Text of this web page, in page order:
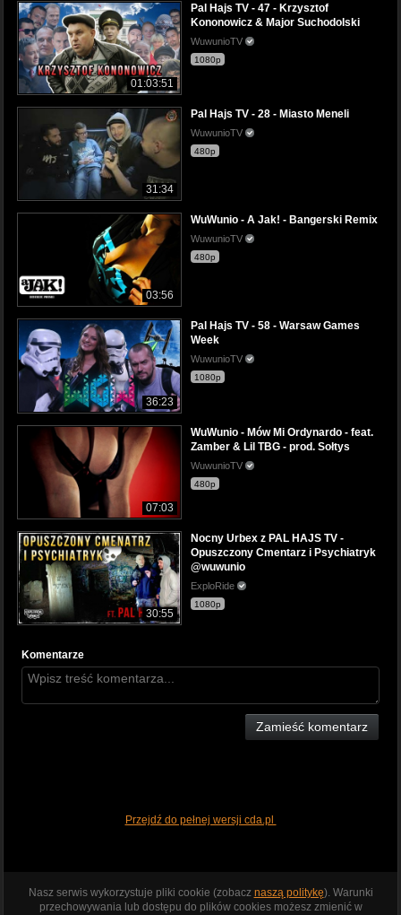
01:03:51
Pal Hajs TV - 47 - Krzysztof
Kononowicz & Major Suchodolski
WuwunioTV
1080p
31:34
Pal Hajs TV - 28 - Miasto Meneli
WuwunioTV
480p
03:56
WuWunio - A Jak! - Bangerski Remix
WuwunioTV
480p
36:23
Pal Hajs TV - 58 - Warsaw Games
Week
WuwunioTV
1080p
07:03
WuWunio - Mów Mi Ordynardo - feat.
Zamber & Lil TBG - prod. Sołtys
WuwunioTV
480p
30:55
Nocny Urbex z PAL HAJS TV -
Opuszczony Cmentarz i Psychiatryk
@wuwunio
ExploRide
1080p
Komentarze
Zamieść komentarz
Przejdź do pełnej wersji cda.pl
Nasz serwis wykorzystuje pliki cookie (zobacz naszą politykę). Warunki
przechowywania lub dostępu do plików cookies możesz zmienić w